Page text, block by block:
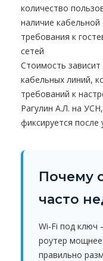
количество
наличие
требования к
сетей
Стоимость
кабельных линий,
требований к
Рагулин А.Л. на
фиксируется
Почему
часто
Wi‑Fi под ключ
роутер
правильно